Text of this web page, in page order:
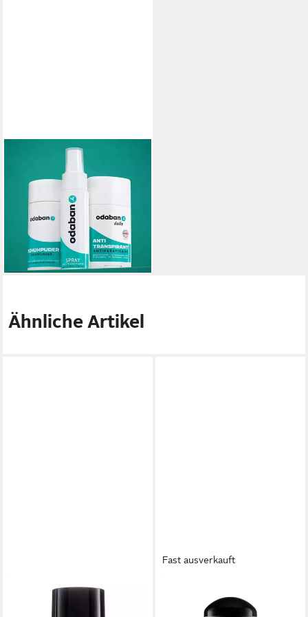
Deo-Set odaban® Set
Schuhpuder+Spray+Stick -
gegen Schwitzen und
Schuhgeruch, 1-tlg.
59,99 €
(42,85 €/ 100 g)
lieferbar - in 2-3 Werktagen bei dir
Ähnliche Artikel
Deo-Roller Natürlicher Deo-
Fast ausverkauft
Deo-Roller Biobaza